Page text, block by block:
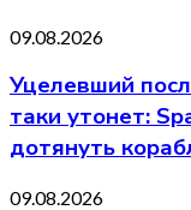
09.08.2026
Уцелевший
таки утонет:
дотянуть
09.08.2026